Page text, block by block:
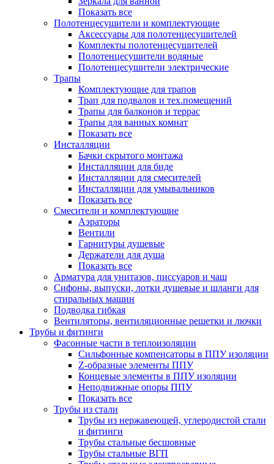
Показать все
Полотенцесушители и комплектующие
Аксессуары для полотенцесушителей
Комплекты полотенцесушителей
Полотенцесушители водяные
Полотенцесушители электрические
Трапы
Комплектующие для трапов
Трап для подвалов и тех.помещений
Трапы для балконов и террас
Трапы для ванных комнат
Показать все
Инсталляции
Бачки скрытого монтажа
Инсталляции для биде
Инсталляции для смесителей
Инсталляции для умывальников
Показать все
Смесители и комплектующие
Аэраторы
Вентили
Гарнитуры душевые
Держатели для душа
Показать все
Арматура для унитазов, писсуаров и чаш
Сифоны, выпуски, лотки душевые и шланги для
стиральных машин
Подводка гибкая
Вентиляторы, вентиляционные решетки и лючки
Трубы и фитинги
Фасонные части в теплоизоляции
Cильфонные компенсаторы в ППУ изоляции
Z-образные элементы ППУ
Концевые элементы в ППУ изоляции
Неподвижные опоры ППУ
Показать все
Трубы из стали
Трубы из нержавеющей, углеродистой стали
и фитинги
Трубы стальные бесшовные
Трубы стальные ВГП